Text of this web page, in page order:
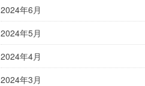
2024年6月
2024年5月
2024年4月
2024年3月